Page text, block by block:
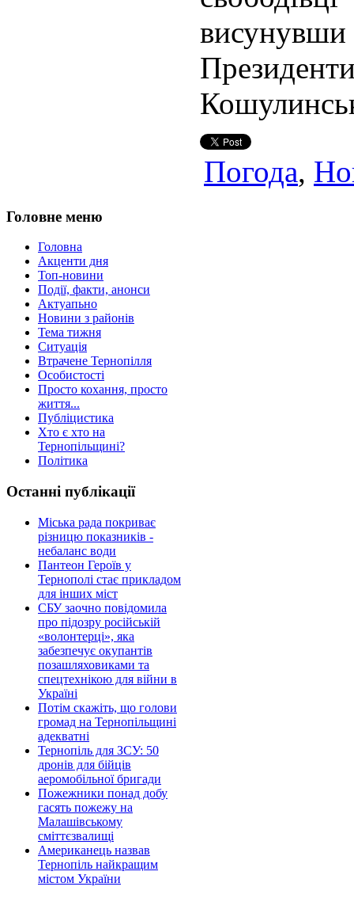
Погода,
Головне меню
Головна
Акценти дня
Топ-новини
Події, факти, анонси
Актуапьно
Новини з районів
Тема тижня
Ситуація
Втрачене Тернопілля
Особистості
Просто кохання, просто
життя...
Публіцистика
Хто є хто на
Тернопільщині?
Політика
Останні публікації
Міська рада покриває
різницю показників -
небаланс води
Пантеон Героїв у
Тернополі стає прикладом
для інших міст
СБУ заочно повідомила
про підозру російській
«волонтерці», яка
забезпечує окупантів
позашляховиками та
спецтехнікою для війни в
Україні
Потім скажіть, що голови
громад на Тернопільщині
адекватні
Тернопіль для ЗСУ: 50
дронів для бійців
аеромобільної бригади
Пожежники понад добу
гасять пожежу на
Малашівському
сміттєзвалищі
Американець назвав
Тернопіль найкращим
містом України